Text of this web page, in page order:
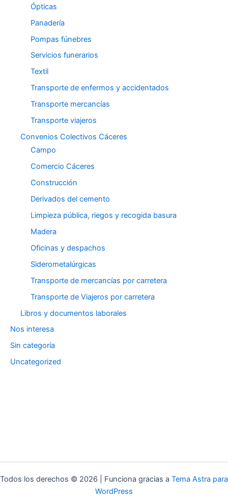
Ópticas
Panadería
Pompas fúnebres
Servicios funerarios
Textil
Transporte de enfermos y accidentados
Transporte mercancías
Transporte viajeros
Convenios Colectivos Cáceres
Campo
Comercio Cáceres
Construcción
Derivados del cemento
Limpieza pública, riegos y recogida basura
Madera
Oficinas y despachos
Siderometalúrgicas
Transporte de mercancías por carretera
Transporte de Viajeros por carretera
Libros y documentos laborales
Nos interesa
Sin categoría
Uncategorized
Todos los derechos © 2026 | Funciona gracias a Tema Astra para
WordPress